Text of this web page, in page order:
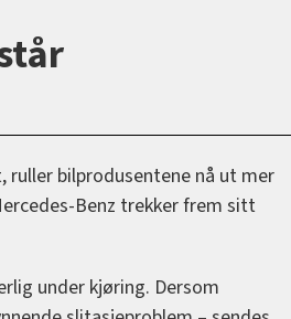
ruller bilprodusentene nå ut mer
Benz trekker frem sitt
under kjøring. Dersom